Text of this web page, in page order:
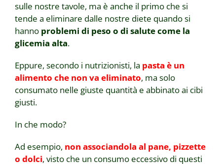
sulle nostre tavole, ma è anche il primo che si
tende a eliminare dalle nostre diete quando si
hanno problemi di peso o di salute come la
glicemia alta.
Eppure, secondo i nutrizionisti, la pasta è un
alimento che non va eliminato, ma solo
consumato nelle giuste quantità e abbinato ai cibi
giusti.
In che modo?
Ad esempio, non associandola al pane, pizzette
o dolci, visto che un consumo eccessivo di questi